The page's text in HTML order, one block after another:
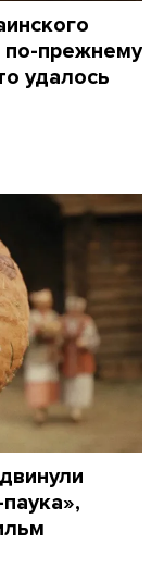
по-прежнему
удалось